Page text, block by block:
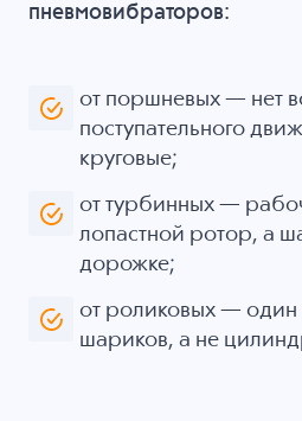
пневмовибраторов:
от поршневых — нет
поступательного
круговые;
от турбинных —
лопастной ротор, а
дорожке;
от роликовых — один
шариков, а не